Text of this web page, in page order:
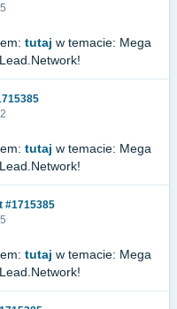
tutaj w temacie: Mega
tutaj w temacie: Mega
#1715385
tutaj w temacie: Mega